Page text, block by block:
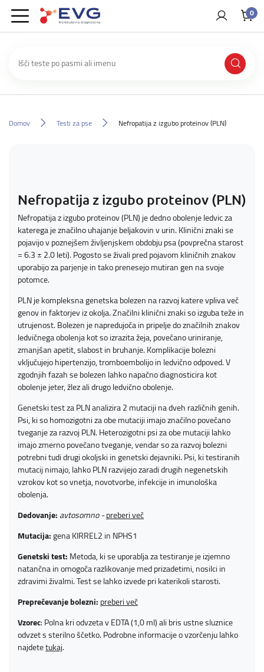
0
Domov Testi za pse Nefropatija z izgubo proteinov (PLN)
Nefropatija z izgubo proteinov (PLN)
Nefropatija z izgubo proteinov (PLN) je dedno obolenje ledvic za
katerega je značilno uhajanje beljakovin v urin. Klinični znaki se
pojavijo v poznejšem življenjskem obdobju psa (povprečna starost
= 6.3 ± 2.0 leti). Pogosto se živali pred pojavom kliničnih znakov
uporabijo za parjenje in tako prenesejo mutiran gen na svoje
potomce.
PLN je kompleksna genetska bolezen na razvoj katere vpliva več
genov in faktorjev iz okolja. Značilni klinični znaki so izguba teže in
utrujenost. Bolezen je napredujoča in pripelje do značilnih znakov
ledvičnega obolenja kot so izrazita žeja, povečano uriniranje,
zmanjšan apetit, slabost in bruhanje. Komplikacije bolezni
vključujejo hipertenzijo, tromboembolijo in ledvično odpoved. V
zgodnjih fazah se bolezen lahko napačno diagnosticira kot
obolenje jeter, žlez ali drugo ledvično obolenje.
Genetski test za PLN analizira 2 mutaciji na dveh različnih genih.
Psi, ki so homozigotni za obe mutaciji imajo značilno povečano
tveganje za razvoj PLN. Heterozigotni psi za obe mutaciji lahko
imajo zmerno povečano tveganje, vendar so za razvoj bolezni
potrebni tudi drugi okoljski in genetski dejavniki. Psi, ki testiranih
mutacij nimajo, lahko PLN razvijejo zaradi drugih negenetskih
vzrokov kot so vnetja, novotvorbe, infekcije in imunološka
obolenja.
Dedovanje:avtosomno -preberi več
Mutacija:gena KIRREL2 in NPHS1
Genetski test:Metoda, ki se uporablja za testiranje je izjemno
natančna in omogoča razlikovanje med prizadetimi, nosilci in
zdravimi živalmi. Test se lahko izvede pri katerikoli starosti.
Preprečevanje bolezni:preberi več
Vzorec: Polna kri odvzeta v EDTA (1,0 ml) ali bris ustne sluznice
odvzet s sterilno ščetko. Podrobne informacije o vzorčenju lahko
najdetetukaj.